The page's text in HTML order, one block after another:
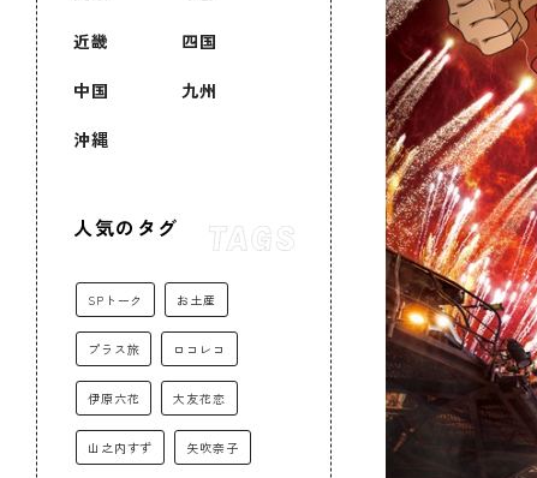
近畿 四国
中国 九州
沖縄
人気のタグ
SPトーク お土産
プラス旅 ロコレコ
伊原六花 大友花恋
山之内すず 矢吹奈子